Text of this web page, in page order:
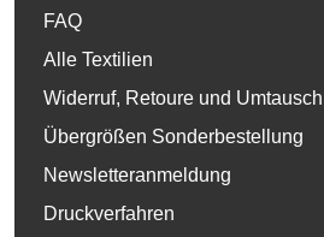
FAQ
Alle Textilien
Widerruf, Retoure und Umtausch
Übergrößen Sonderbestellung
Newsletteranmeldung
Druckverfahren